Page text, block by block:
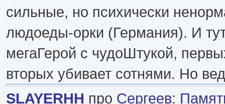
сильные, но психически
людоеды-орки (Германия). И
мегаГерой с чудоШтукой,
вторых убивает сотнями. Но
SLAYERHH про Сергеев: